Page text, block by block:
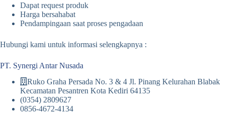
Dapat request produk
Harga bersahabat
Pendampingaan saat proses pengadaan
Hubungi kami untuk informasi selengkapnya :
PT. Synergi Antar Nusada
Ruko Graha Persada No. 3 & 4 Jl. Pinang Kelurahan Blabak
Kecamatan Pesantren Kota Kediri 64135
(0354) 2809627
0856-4672-4134